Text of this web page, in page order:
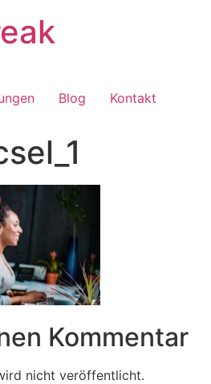
Blog Kontakt
Kommentar
nicht veröffentlicht.